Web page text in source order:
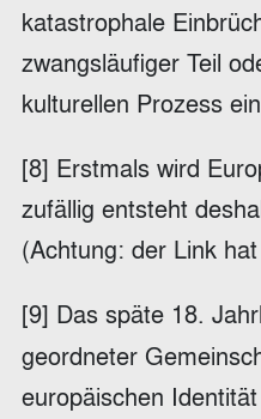
katastrophale
zwangsläufiger Teil
kulturellen Prozess
[8] Erstmals wird
zufällig entsteht
(Achtung: der Link
[9] Das späte 18.
geordneter
europäischen